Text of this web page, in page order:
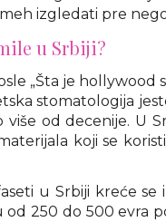
izgledati pre
u Srbiji?
„Šta je hollywood
stomatologija
od decenije. U
koji se
u Srbiji kreće
250 do 500 evra